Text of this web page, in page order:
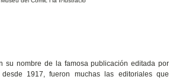
su nombre de la famosa publicación editada por
1917, fueron muchas las editoriales que